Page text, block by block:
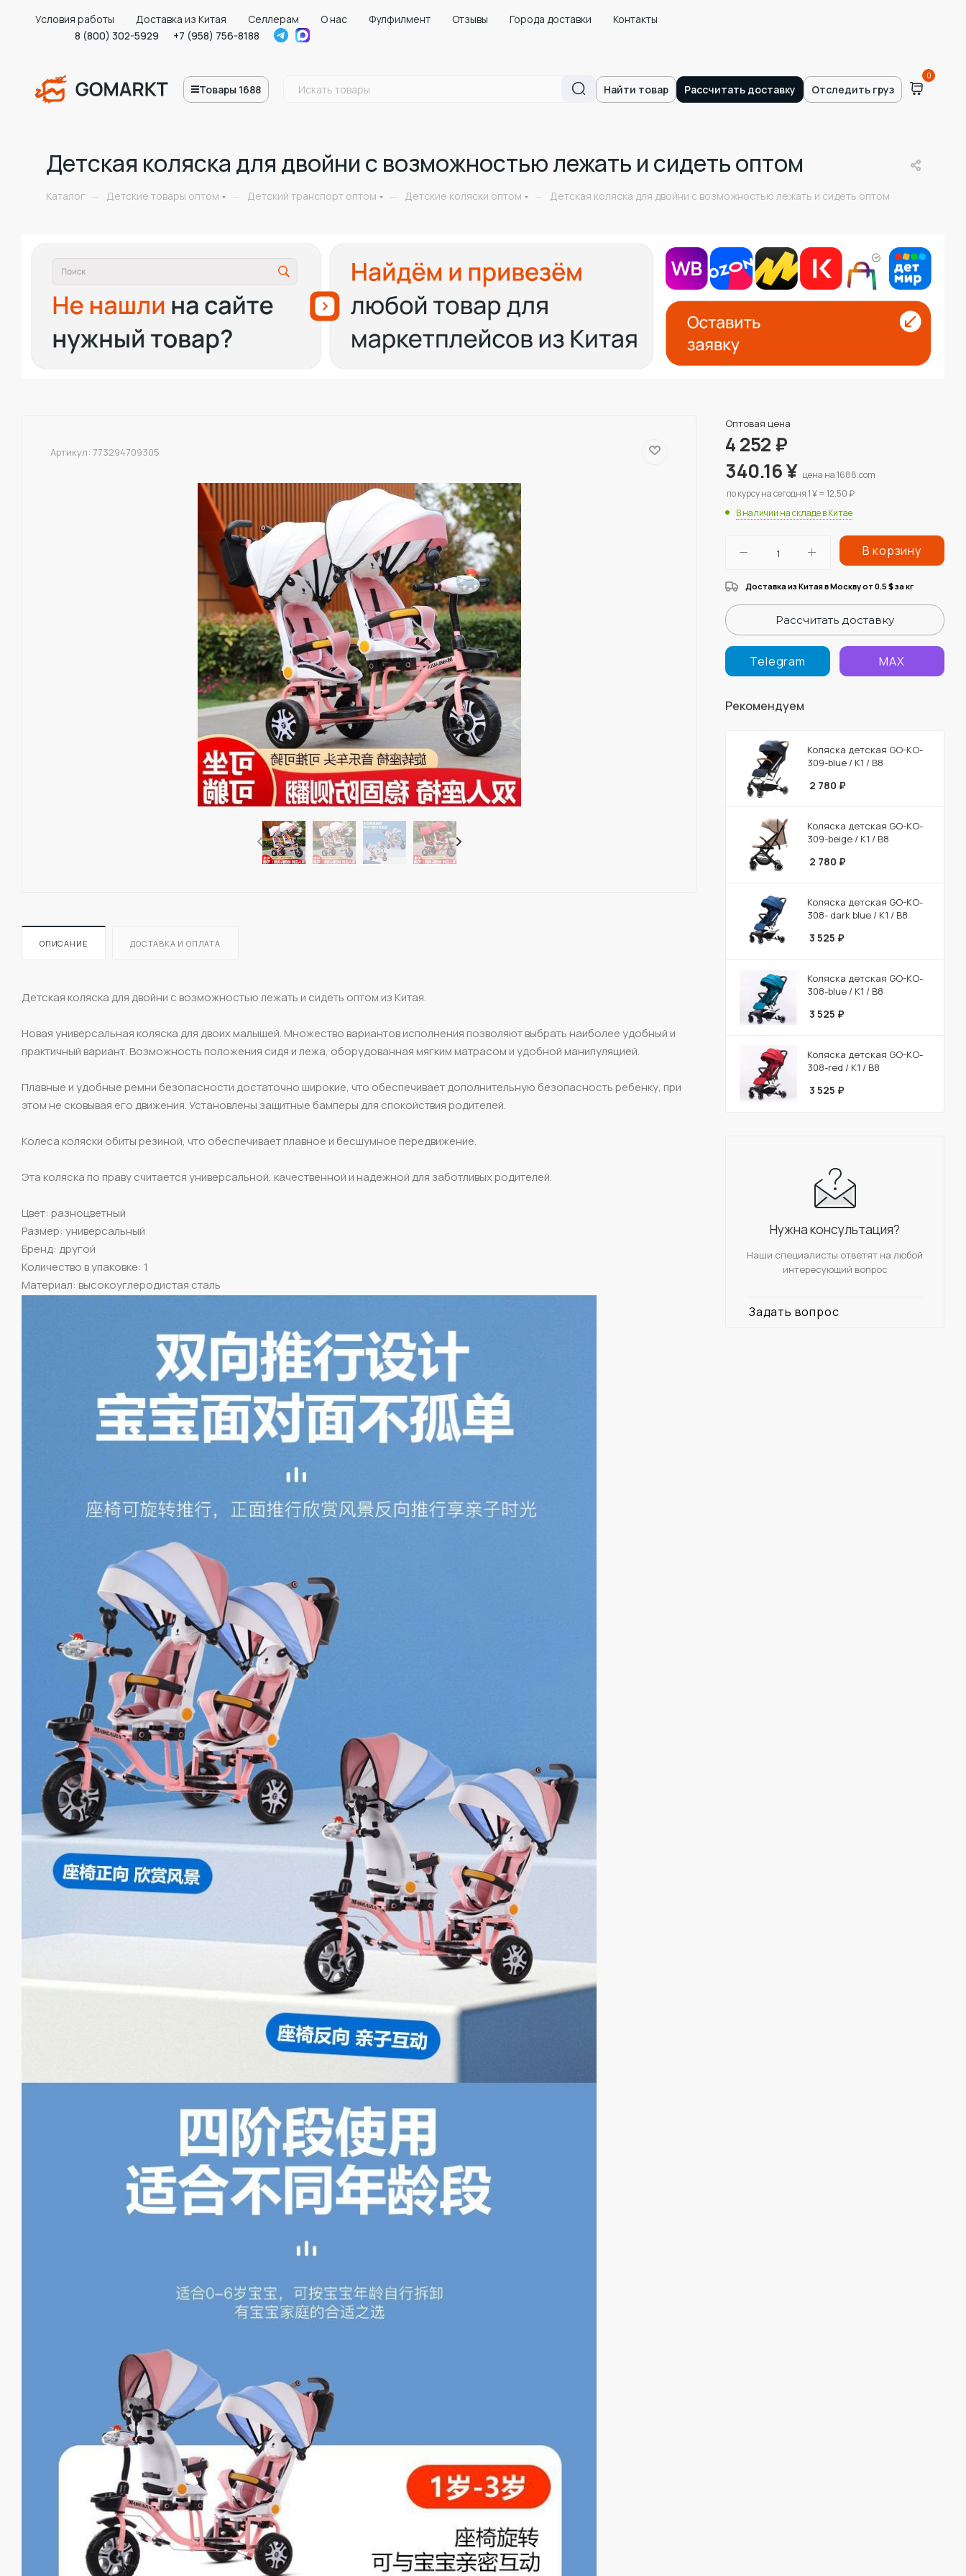
Условия работы Доставка из Китая Селлерам О нас Фулфилмент Отзывы Города доставки
Контакты
8 (800) 302-5929
+7 (958) 756-8188
Товары 1688 Найти товар Рассчитать доставку Отследить груз
0
Детская коляска для двойни с возможностью лежать и сидеть оптом
Каталог — Детские товары оптом — Детский транспорт оптом — Детские коляски оптом — Детская коляска для двойни с возможностью лежать и сидеть оптом
Артикул: 773294709305
ОПИСАНИЕ ДОСТАВКА И ОПЛАТА
Детская коляска для двойни с возможностью лежать и сидеть оптом из Китая.
Новая универсальная коляска для двоих малышей. Множество вариантов исполнения позволяют выбрать наиболее удобный и
практичный вариант. Возможность положения сидя и лежа, оборудованная мягким матрасом и удобной манипуляцией.
Плавные и удобные ремни безопасности достаточно широкие, что обеспечивает дополнительную безопасность ребенку, при
этом не сковывая его движения. Установлены защитные бамперы для спокойствия родителей.
Колеса коляски обиты резиной, что обеспечивает плавное и бесшумное передвижение.
Эта коляска по праву считается универсальной, качественной и надежной для заботливых родителей.
Цвет: разноцветный
Размер: универсальный
Бренд: другой
Количество в упаковке: 1
Материал: высокоуглеродистая сталь
Оптовая цена
4 252₽
340.16¥ цена на 1688.com
по курсу на сегодня 1 ¥ = 12.50 ₽
В наличии на складе в Китае
В корзину
Доставка из Китая в Москву от 0.5 $за кг
Рассчитать доставку
Telegram MAX
Рекомендуем
Коляска детская GO-KO-
309-blue / К1 / В8
2 780 ₽
Коляска детская GO-KO-
309-beige / К1 / В8
2 780 ₽
Коляска детская GO-KO-
308- dark blue / К1 / В8
3 525 ₽
Коляска детская GO-KO-
308-blue / К1 / В8
3 525 ₽
Коляска детская GO-KO-
308-red / К1 / В8
3 525 ₽
Нужна консультация?
Наши специалисты ответят на любой
интересующий вопрос
Задать вопрос